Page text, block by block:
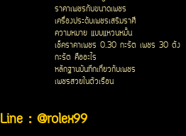
ราคาเพชรกับขนาดเพชร
เครื่องประดับเพชรเสริมราศี
ความหมาย แบบแหวนหมั้น
เช็คราคาเพชร 0.30 กะรัต เพชร 30 ตัง
กะรัต คืออะไร
หลักฐานบันทึกเกี่ยวกับเพชร
เพชรสวยในตัวเรือน
Line : @rolex99